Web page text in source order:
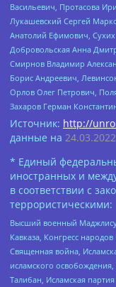
Васильевич, Протасова
Лукашевский Сергей
Анатолий Ефимович,
Добровольская Анна
Смирнов Владимир
Борис Андреевич,
Орлов Олег Петрович,
Захаров Герман
Источник: http://
данные на 24.03.2022
* Единый
иностранных и
в соответствии с
террористическими:
Высший военный
Кавказа, Конгресс
Священная война,
исламского
Талибан, Исламская